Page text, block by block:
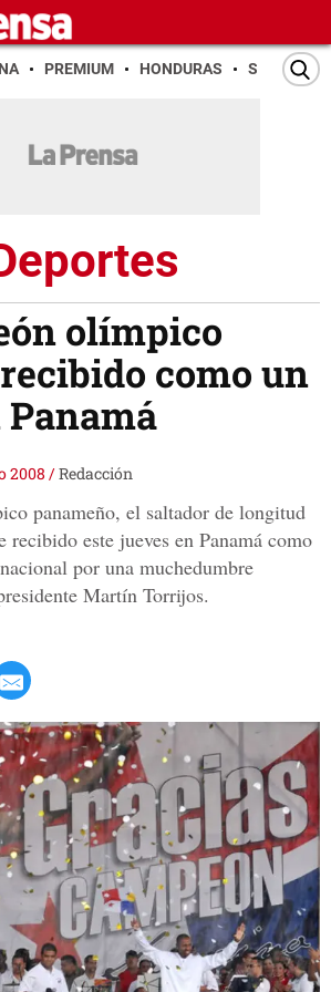
PREMIUM HONDURAS SAN PEDRO
olímpico
como un
2008 /Redacción
panameño, el saltador de longitud
este jueves en Panamá como
por una muchedumbre
Martín Torrijos.